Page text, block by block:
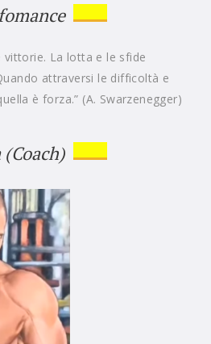
vittorie. La lotta e le sfide
attraversi le difficoltà e
è forza.” (A. Swarzenegger)